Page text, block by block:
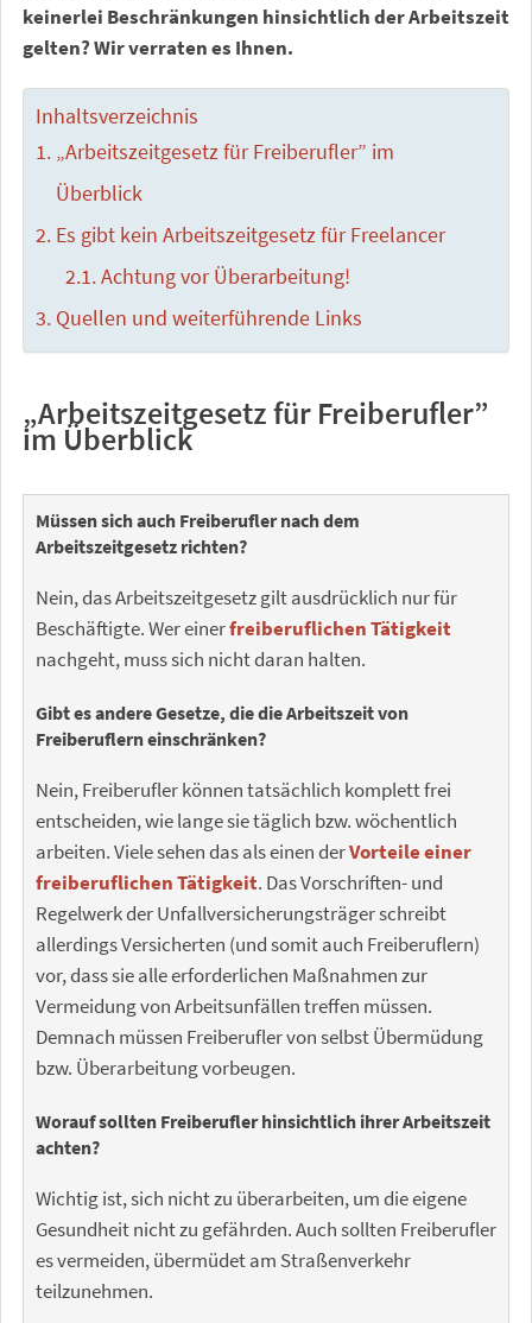
keinerlei Beschränkungen hinsichtlich der Arbeitszeit
gelten? Wir verraten es Ihnen.
Inhaltsverzeichnis
„Arbeitszeitgesetz für Freiberufler” im
Überblick
Es gibt kein Arbeitszeitgesetz für Freelancer
Achtung vor Überarbeitung!
Quellen und weiterführende Links
„Arbeitszeitgesetz für Freiberufler”
im Überblick
Müssen sich auch Freiberufler nach dem
Arbeitszeitgesetz richten?
Nein, das Arbeitszeitgesetz gilt ausdrücklich nur für
Beschäftigte. Wer einerfreiberuflichen Tätigkeit
nachgeht, muss sich nicht daran halten.
Gibt es andere Gesetze, die die Arbeitszeit von
Freiberuflern einschränken?
Nein, Freiberufler können tatsächlich komplett frei
entscheiden, wie lange sie täglich bzw. wöchentlich
arbeiten. Viele sehen das als einen derVorteile einer
freiberuflichen Tätigkeit. Das Vorschriften- und
Regelwerk der Unfallversicherungsträger schreibt
allerdings Versicherten (und somit auch Freiberuflern)
vor, dass sie alle erforderlichen Maßnahmen zur
Vermeidung von Arbeitsunfällen treffen müssen.
Demnach müssen Freiberufler von selbst Übermüdung
bzw. Überarbeitung vorbeugen.
Worauf sollten Freiberufler hinsichtlich ihrer Arbeitszeit
achten?
Wichtig ist, sich nicht zu überarbeiten, um die eigene
Gesundheit nicht zu gefährden. Auch sollten Freiberufler
es vermeiden, übermüdet am Straßenverkehr
teilzunehmen.